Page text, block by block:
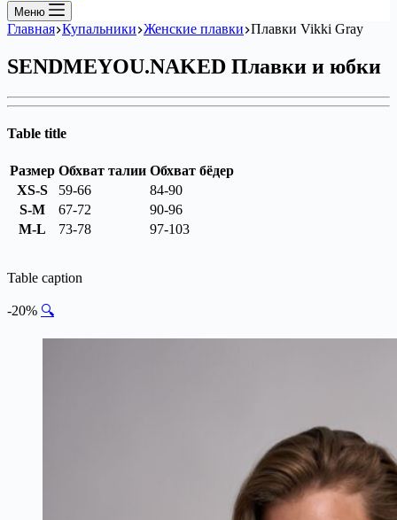
Меню
Главная Купальники Женские плавки Плавки Vikki Gray
SENDMEYOU.NAKED Плавки и юбки
Table title
Размер Обхват талии Обхват бёдер
XS-S
59-66
84-90
S-M
67-72
90-96
M-L
73-78 97-103
Table caption
-20% 🔍